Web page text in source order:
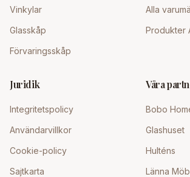
Vinkylar
Glasskåp
Förvaringsskåp
Alla
Produkter
Juridik
Integritetspolicy
Användarvillkor
Cookie-policy
Sajtkarta
Våra
Bobo
Glashuset
Hulténs
Länna